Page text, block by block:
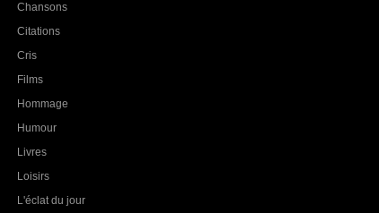
Chansons
Citations
Cris
Films
Hommage
Humour
Livres
Loisirs
L'éclat du jour